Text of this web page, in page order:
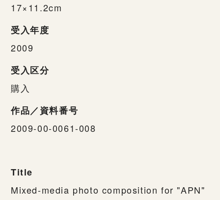
17×11.2cm
受入年度
2009
受入区分
購入
作品／資料番号
2009-00-0061-008
Title
Mixed-media photo composition for "APN"